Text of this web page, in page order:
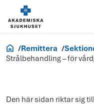
Vårdgivare
Remittera
Strålbehandling – för
Den här sidan riktar sig